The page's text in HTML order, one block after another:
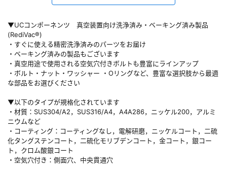
▼UCコンポーネンツ 真空装置向け洗浄済み・ベーキング済み製品
(RediVac®)
・すぐに使える精密洗浄済みのパーツをお届け
・ベーキング済みの製品もございます
・真空用途で使用される空気穴付きボルトも豊富にラインアップ
・ボルト・ナット・ワッシャー ・Oリングなど、豊富な選択肢から最適
な部品をお選びください
▼以下のタイプが規格化されています
・材質：SUS304/A2，SUS316/A4，A4A286，ニッケル200，アルミ
ニウムなど
・コーティング：コーティングなし，電解研磨，ニッケルコート，二硫
化タングステンコート，二硫化モリブデンコート，金コート，銀コー
ト，クロム酸銀コート
・空気穴付き：側面穴、中央貫通穴